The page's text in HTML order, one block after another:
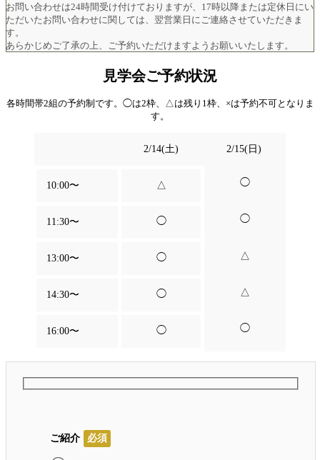
お問い合わせは24時間受け付けておりますが、17時以降または定休日にい
ただいたお問い合わせに関しては、翌営業日にご連絡させていただきま
す。
あらかじめご了承の上、ご予約いただけますようお願いいたします。
見学会ご予約状況
各時間帯2組の予約制です。◯は2枠、△は残り1枠、×は予約不可となりま
す。
2/14(土) 2/15(日)
10:00〜 △ ◯
11:30〜 ◯ ◯
13:00〜 ◯ △
14:30〜 ◯ △
16:00〜 ◯ ◯
ご紹介 必須